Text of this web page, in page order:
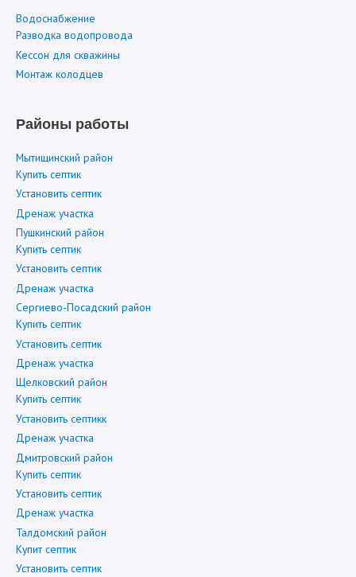
Водоснабжение
Разводка водопровода
Кессон для скважины
Монтаж колодцев
Районы работы
Мытищинский район
Купить септик
Установить септик
Дренаж участка
Пушкинский район
Купить септик
Установить септик
Дренаж участка
Сергиево-Посадский район
Купить септик
Установить септик
Дренаж участка
Щелковский район
Купить септик
Установить септикк
Дренаж участка
Дмитровский район
Купить септик
Установить септик
Дренаж участка
Талдомский район
Купит септик
Установить септик